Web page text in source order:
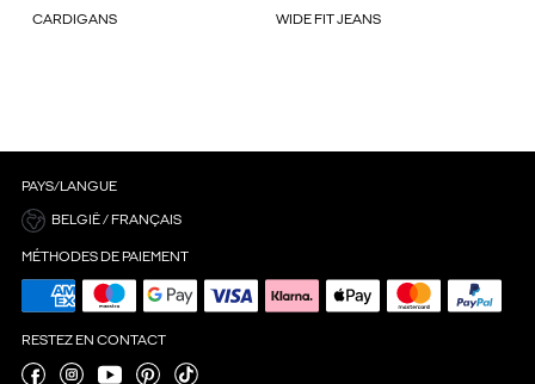
CARDIGANS WIDE FIT JEANS
PAYS/LANGUE
BELGIË / FRANÇAIS
MÉTHODES DE PAIEMENT
RESTEZ EN CONTACT